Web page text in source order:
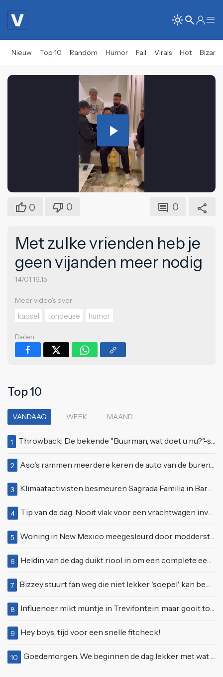
Nieuw Top 10 Random Humor Fail Virals Hot Bizar
Play
Video
0 0 0
Met zulke vrienden heb je
geen vijanden meer nodig
14/01 16:15
Meer video's over
kapsel
tondeuse humor
Delen
Top 10
VANDAAG WEEK MAAND
1 Throwback: De bekende "Buurman, wat doet u nu?"-scène uit Flodder met Tatjana Šimić
2 Aso's rammen meerdere keren de auto van de buren, maar doen alsof er niets gebeurd is
3 Klimaatactivisten besmeuren Sagrada Familia in Barcelona met lading verf
4 Tip van de dag: Nooit vlak voor een vrachtwagen invoegen
5 Woning in New Mexico meegesleurd door modderstroom
6 Heldin van de dag duikt riool in om een complete eendenfamilie te redden
7 Bizzey stuurt fan weg die niet lekker 'soepel' kan bewegen op podium
8 Influencer mikt muntje in Trevifontein, maar gooit toerist bijna knock-out
9 Hey boys, tijd voor een snelle fitcheck!
10 Goedemorgen. We beginnen de dag lekker met wat rek- en strekoefeningen